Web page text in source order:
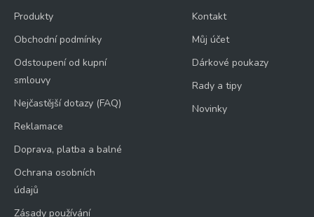
Produkty
Obchodní podmínky
Odstoupení od kupní
smlouvy
Nejčastější dotazy (FAQ)
Reklamace
Doprava, platba a balné
Ochrana osobních
údajů
Zásady používání
Kontakt
Můj účet
Dárkové poukazy
Rady a tipy
Novinky